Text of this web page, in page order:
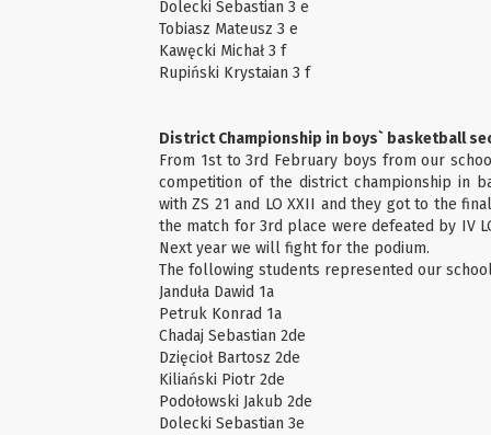
Dolecki Sebastian 3 e
Tobiasz Mateusz 3 e
Kawęcki Michał 3 f
Rupiński Krystaian 3 f
District Championship in boys` basketball
From 1st to 3rd February boys from our
competition of the district championship in
with ZS 21 and LO XXII and they got to the
the match for 3rd place were defeated by IV
Next year we will fight for the podium.
The following students represented our
Janduła Dawid 1a
Petruk Konrad 1a
Chadaj Sebastian 2de
Dzięcioł Bartosz 2de
Kiliański Piotr 2de
Podołowski Jakub 2de
Dolecki Sebastian 3e